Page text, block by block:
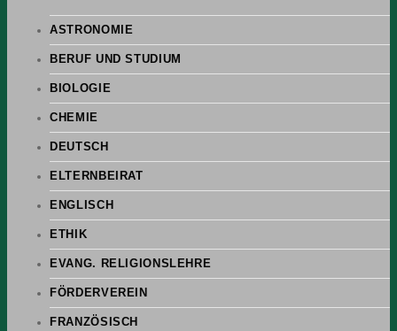
ASTRONOMIE
BERUF UND STUDIUM
BIOLOGIE
CHEMIE
DEUTSCH
ELTERNBEIRAT
ENGLISCH
ETHIK
EVANG. RELIGIONSLEHRE
FÖRDERVEREIN
FRANZÖSISCH